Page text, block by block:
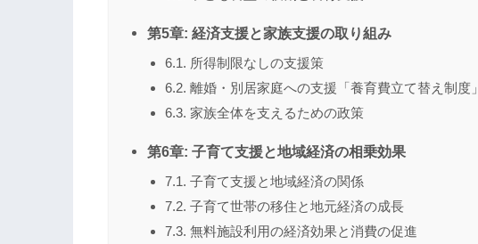
第5章: 経済支援と家族支援の取り組み
6.1. 所得制限なしの支援策
6.2. 離婚・別居家庭への支援「養育費立て替え制度」
6.3. 家族全体を支えるための政策
第6章: 子育て支援と地域経済の相乗効果
7.1. 子育て支援と地域経済の関係
7.2. 子育て世帯の移住と地元経済の成長
7.3. 無料施設利用の経済効果と消費の促進